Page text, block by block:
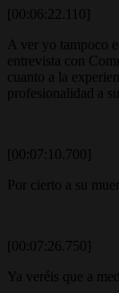
[00:06:22.110]
A ver yo tampoco
entrevista con
cuanto a la
profesionalidad a
[00:07:10.700]
Por cierto a su
[00:07:26.750]
Ya veréis que a